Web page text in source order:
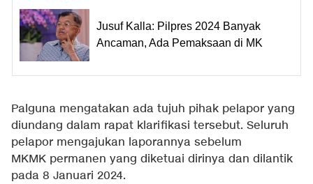
Jusuf Kalla: Pilpres 2024 Banyak
Ancaman, Ada Pemaksaan di MK
Palguna mengatakan ada tujuh pihak pelapor yang
diundang dalam rapat klarifikasi tersebut. Seluruh
pelapor mengajukan laporannya sebelum
MKMK permanen yang diketuai dirinya dan dilantik
pada 8 Januari 2024.